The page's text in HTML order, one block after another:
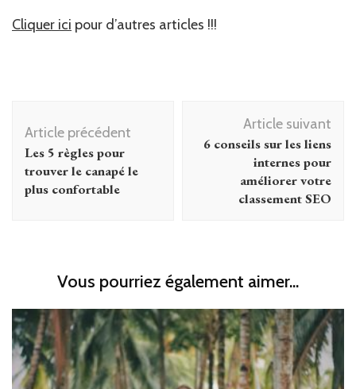
Cliquer ici pour d’autres articles !!!
d'article
Article précédent
Les 5 règles pour
trouver le canapé le
plus confortable
Article suivant
6 conseils sur les liens
internes pour
améliorer votre
classement SEO
Vous pourriez également aimer...